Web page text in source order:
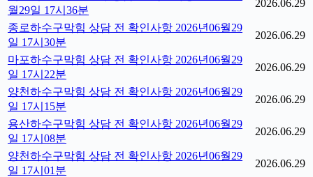
월29일 17시36분
2026.06.29
종로하수구막힘 상담 전 확인사항 2026년06월29
일 17시30분
2026.06.29
마포하수구막힘 상담 전 확인사항 2026년06월29
일 17시22분
2026.06.29
양천하수구막힘 상담 전 확인사항 2026년06월29
일 17시15분
2026.06.29
용산하수구막힘 상담 전 확인사항 2026년06월29
일 17시08분
2026.06.29
양천하수구막힘 상담 전 확인사항 2026년06월29
일 17시01분
2026.06.29